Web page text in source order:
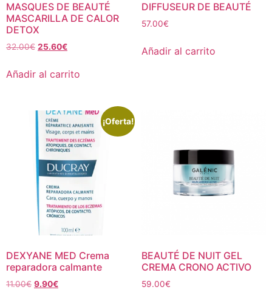
MASQUES DE BEAUTÉ
MASCARILLA DE CALOR
DETOX
32.00€ 25.60€
Añadir al carrito
DIFFUSEUR DE BEAUTÉ
57.00€
Añadir al carrito
¡Oferta!
DEXYANE MED Crema
reparadora calmante
11.00€ 9.90€
BEAUTÉ DE NUIT GEL
CREMA CRONO ACTIVO
59.00€